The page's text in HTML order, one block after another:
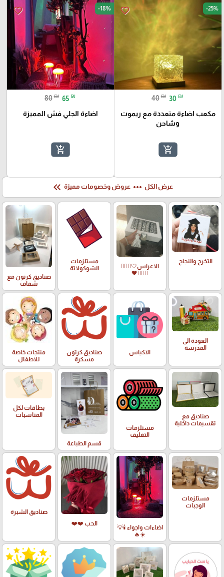
favorite_border -25%
40 ₪ 30 ₪
مكعب اضاءة متعددة مع ريموت
وشاحن
add_shopping_cart
favorite_border -18%
80 ₪ 65 ₪
اضاءة الجلي فش المميزة
add_shopping_cart
عرض الكل more_horiz عروض وخصومات مميزة keyboard_double_arrow_left
التخرج والنجاح
الاعراس🤍🤵🏻‍♀️
👰🏻‍♀️🖤
مستلزمات
الشوكولاتة
صناديق كرتون مع
شفاف
العودة الى
المدرسة
الاكياس
صناديق كرتون
مسكرة
منتجات خاصة
للاطفال
صناديق مع
تقسيمات داخلية
مستلزمات
التغليف
قسم الطباعة
بطاقات لكل
المناسبات
مستلزمات
الوجبات
اضاءات واجواء 🕯️💡
☀️🔥
الحب ❤️❤️
صناديق الشبرة